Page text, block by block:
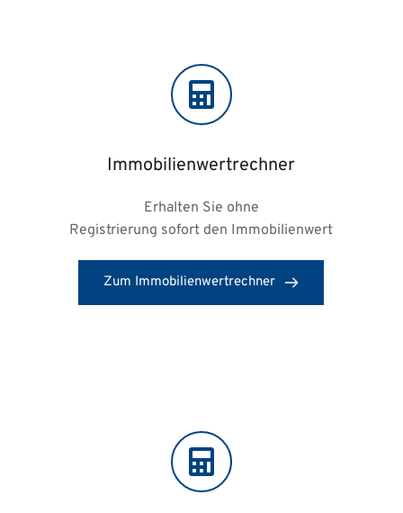
Immobilienwertrechner
Erhalten Sie ohne
Registrierung sofort den Immobilienwert
Zum Immobilienwertrechner